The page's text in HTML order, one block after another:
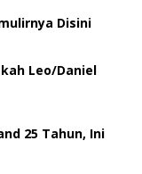
Disini
Leo/Daniel
25 Tahun, Ini